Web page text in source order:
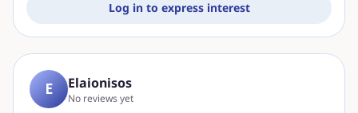
Log in to express interest
E Elaionisos
No reviews yet